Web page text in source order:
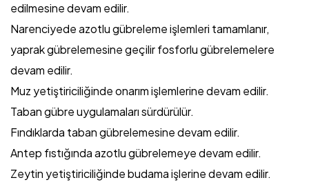
edilmesine devam edilir.
Narenciyede azotlu gübreleme işlemleri tamamlanır,
yaprak gübrelemesine geçilir fosforlu gübrelemelere
devam edilir.
Muz yetiştiriciliğinde onarım işlemlerine devam edilir.
Taban gübre uygulamaları sürdürülür.
Fındıklarda taban gübrelemesine devam edilir.
Antep fıstığında azotlu gübrelemeye devam edilir.
Zeytin yetiştiriciliğinde budama işlerine devam edilir.